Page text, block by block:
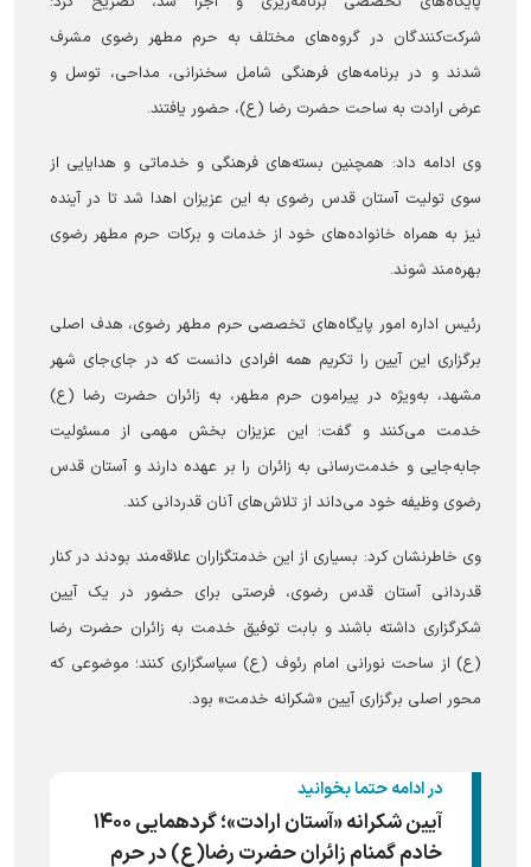
شرکت‌کنندگان در گروه‌های مختلف به حرم مطهر رضوی مشرف
شدند و در برنامه‌های فرهنگی شامل سخنرانی، مداحی، توسل و
عرض ارادت به ساحت حضرت رضا (ع)، حضور یافتند.
وی ادامه داد: همچنین بسته‌های فرهنگی و خدماتی و هدایایی از
سوی تولیت آستان قدس رضوی به این عزیزان اهدا شد تا در آینده
نیز به همراه خانواده‌های خود از خدمات و برکات حرم مطهر رضوی
بهره‌مند شوند.
رئیس اداره امور پایگاه‌های تخصصی حرم مطهر رضوی، هدف اصلی
برگزاری این آیین را تکریم همه افرادی دانست که در جای‌جای شهر
مشهد، به‌ویژه در پیرامون حرم مطهر، به زائران حضرت رضا (ع)
خدمت می‌کنند و گفت: این عزیزان بخش مهمی از مسئولیت
جابه‌جایی و خدمت‌رسانی به زائران را بر عهده دارند و آستان قدس
رضوی وظیفه خود می‌داند از تلاش‌های آنان قدردانی کند.
وی خاطرنشان کرد: بسیاری از این خدمتگزاران علاقه‌مند بودند در کنار
قدردانی آستان قدس رضوی، فرصتی برای حضور در یک آیین
شکرگزاری داشته باشند و بابت توفیق خدمت به زائران حضرت رضا
(ع) از ساحت نورانی امام رئوف (ع) سپاسگزاری کنند؛ موضوعی که
محور اصلی برگزاری آیین «شکرانه خدمت» بود.
در ادامه حتما بخوانید
آیین شکرانه «آستان ارادت»؛ گردهمایی ۱۴۰۰
خادم گمنام زائران حضرت رضا(ع) در حرم